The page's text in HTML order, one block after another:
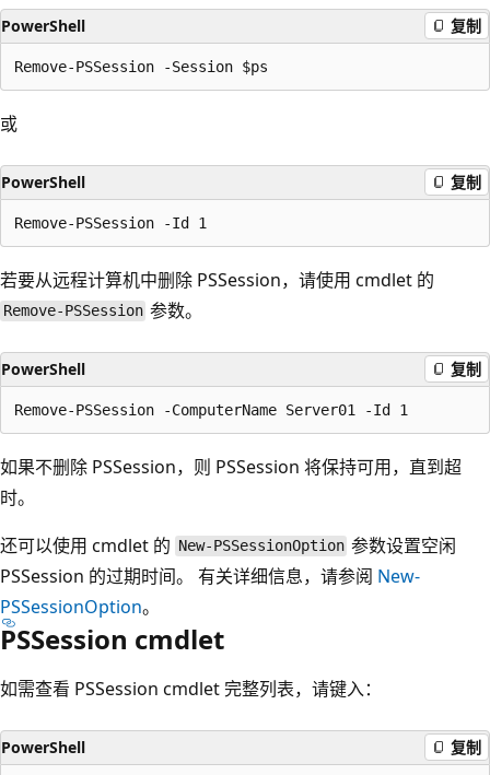
PowerShell 复制
或
PowerShell 复制
若要从远程计算机中删除 PSSession，请使用 cmdlet 的
Remove-PSSession 参数。
PowerShell 复制
如果不删除 PSSession，则 PSSession 将保持可用，直到超
时。
还可以使用 cmdlet 的 New-PSSessionOption 参数设置空闲
PSSession 的过期时间。 有关详细信息，请参阅 New-
PSSessionOption。
PSSession cmdlet
如需查看 PSSession cmdlet 完整列表，请键入：
PowerShell 复制